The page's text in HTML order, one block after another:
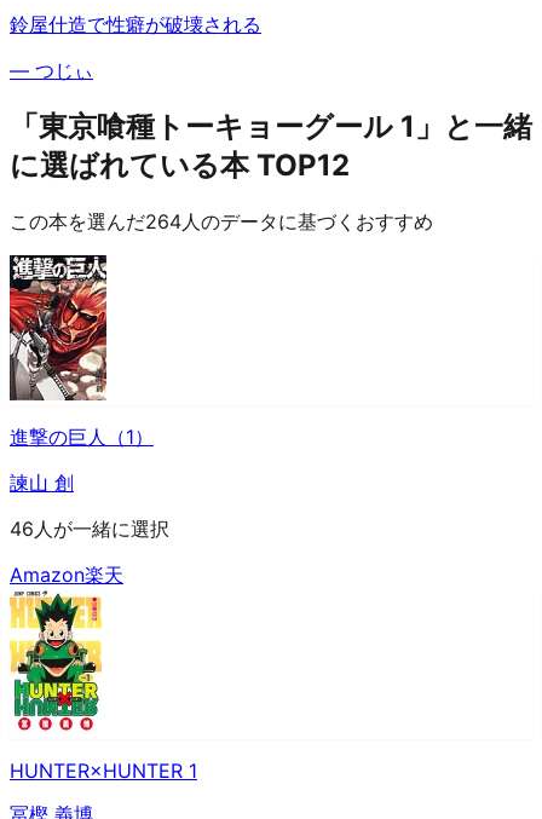
鈴屋什造で性癖が破壊される
— つじぃ
「東京喰種トーキョーグール 1」と一緒
に選ばれている本 TOP12
この本を選んだ264人のデータに基づくおすすめ
進撃の巨人（1）
諫山 創
46人が一緒に選択
Amazon楽天
HUNTER×HUNTER 1